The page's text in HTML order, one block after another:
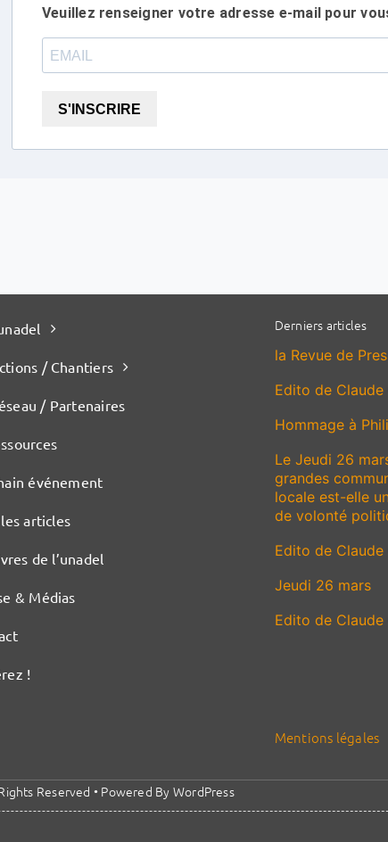
Veuillez renseigner votre adresse e-mail pour
S'INSCRIRE
/ Chantiers
/ Partenaires
événement
articles
de l’unadel
& Médias
!
Derniers articles
la Revue de
Edito de
Hommage à
Le Jeudi 26
grandes
locale est-elle
de volonté
Edito de
Jeudi 26 mars
Edito de
Mentions légales
Reserved • Powered ByWordPress